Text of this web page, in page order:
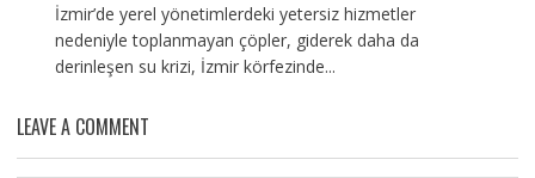
İzmir’de yerel yönetimlerdeki yetersiz hizmetler
nedeniyle toplanmayan çöpler, giderek daha da
derinleşen su krizi, İzmir körfezinde...
LEAVE A COMMENT